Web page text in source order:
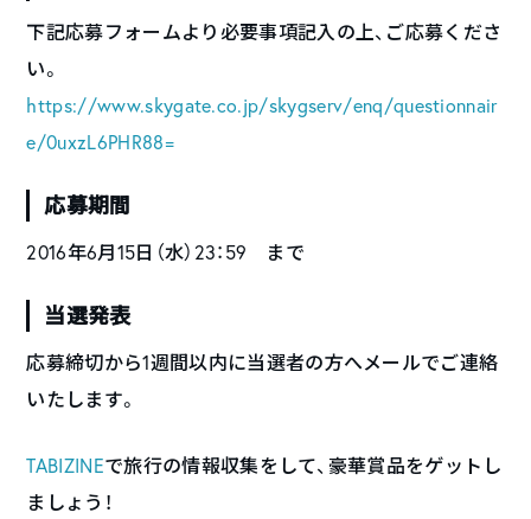
下記応募フォームより必要事項記入の上、ご応募くださ
い。
https://www.skygate.co.jp/skygserv/enq/questionnair
e/0uxzL6PHR88=
応募期間
2016年6月15日（水）23：59 まで
当選発表
応募締切から1週間以内に当選者の方へメールでご連絡
いたします。
TABIZINEで旅行の情報収集をして、豪華賞品をゲットし
ましょう！